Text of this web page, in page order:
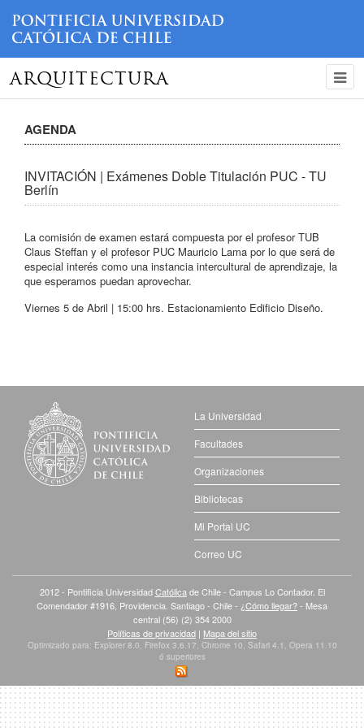
ARQUITECTURA
AGENDA
INVITACIÓN | Exámenes Doble Titulación PUC - TU
Berlín
La comisión de examen estará compuesta por el profesor TUB
Claus Steffan y el profesor PUC Mauricio Lama por lo que será de
especial interés como una instancia intercultural de aprendizaje, la
que esperamos puedan aprovechar.
Viernes 5 de Abril | 15:00 hrs. Estacionamiento Edificio Diseño.
La Universidad
Facultades
Organizaciones
Bibliotecas
Mi Portal UC
Correo UC
2012 - Pontificia UniversidadCatólica de Chile - Campus Lo Contador. El
Comendador #1916, Providencia. Santiago - Chile - ¿Cómo llegar?- Mesa
central (56) (2) 354 2000
Políticas de privacidad | Mapa del sitio
Optimizado para: Explorer 8.0, Firefox 3.6.17, Chrome 10, Safari 4.1, Opera 11.10
ó superiores